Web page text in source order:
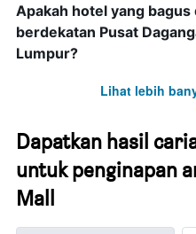
Apakah hotel yang
berdekatan Pusat
Lumpur?
Lihat lebih
Dapatkan hasil
untuk penginapan
Mall